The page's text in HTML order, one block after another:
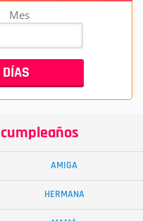
Mes
AMIGA
HERMANA